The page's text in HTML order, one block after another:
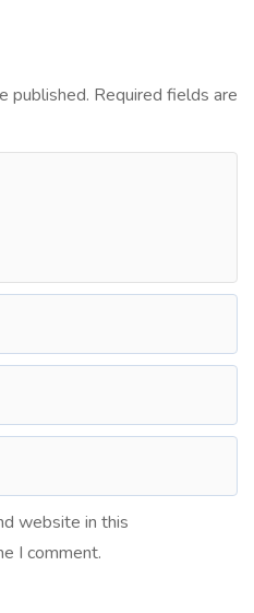
published. Required fields are
website in this
I comment.